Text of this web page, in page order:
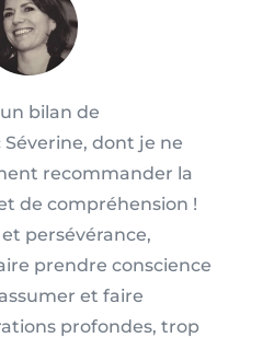
bilan de
dont je ne
recommander la
de compréhension !
persévérance,
prendre conscience
et faire
profondes, trop